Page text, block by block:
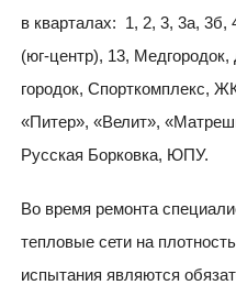
в кварталах: 1, 2, 3, 3а, 3б,
(юг-центр), 13, Медгородок,
городок, Спорткомплекс,
«Питер», «Велит»,
Русская Борковка, ЮПУ.
Во время ремонта
тепловые сети на
испытания являются